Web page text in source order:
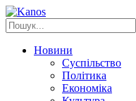
Новини
Суспільство
Політика
Економіка